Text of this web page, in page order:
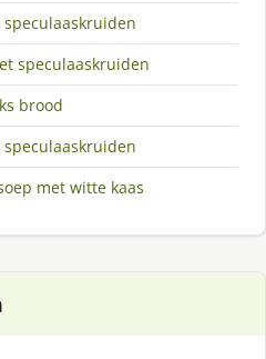
speculaaskruiden
brood
met witte kaas